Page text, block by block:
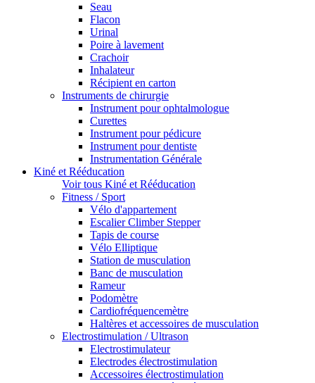
Seau
Flacon
Urinal
Poire à lavement
Crachoir
Inhalateur
Récipient en carton
Instruments de chirurgie
Instrument pour ophtalmologue
Curettes
Instrument pour pédicure
Instrument pour dentiste
Instrumentation Générale
Kiné et Rééducation
Voir tous Kiné et Rééducation
Fitness / Sport
Vélo d'appartement
Escalier Climber Stepper
Tapis de course
Vélo Elliptique
Station de musculation
Banc de musculation
Rameur
Podomètre
Cardiofréquencemètre
Haltères et accessoires de musculation
Electrostimulation / Ultrason
Electrostimulateur
Electrodes électrostimulation
Accessoires électrostimulation